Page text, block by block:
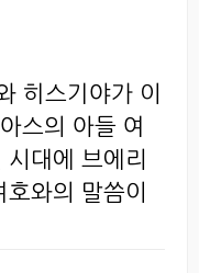
히스기야가 이
스의 아들 여
대에 브에리
와의 말씀이